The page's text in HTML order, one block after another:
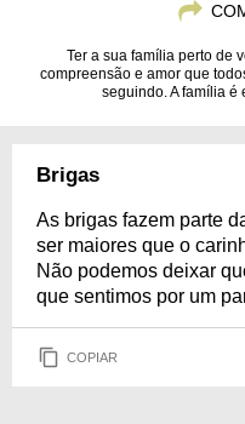
Ter a sua família perto de
compreensão e amor que
seguindo. A família é
Brigas
As brigas fazem parte
ser maiores que o
Não podemos deixar
que sentimos por um
COPIAR